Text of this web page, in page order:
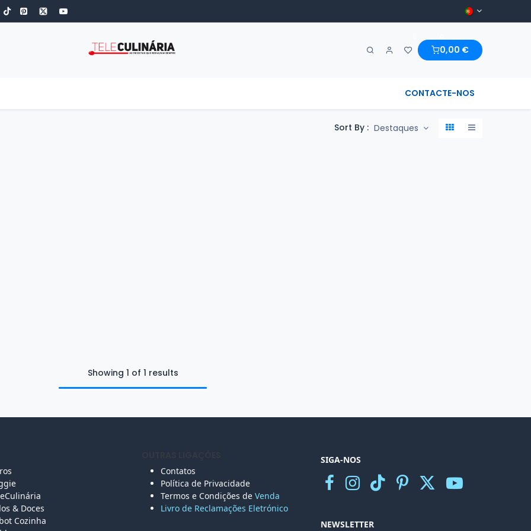
0,00 €
CONTACTE-NOS
Sort By : Destaques
Showing 1 of 1 results
& Doces
Cozinha
Contatos
Política de Privacidade
Termos e Condições de Venda
Livro de Reclamações Eletrónico
SIGA-NOS
NEWSLETTER